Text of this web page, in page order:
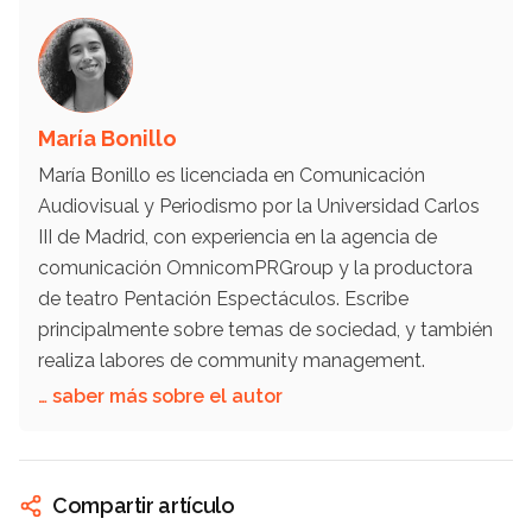
María Bonillo
María Bonillo es licenciada en Comunicación
Audiovisual y Periodismo por la Universidad Carlos
III de Madrid, con experiencia en la agencia de
comunicación OmnicomPRGroup y la productora
de teatro Pentación Espectáculos. Escribe
principalmente sobre temas de sociedad, y también
realiza labores de community management.
… saber más sobre el autor
Compartir artículo